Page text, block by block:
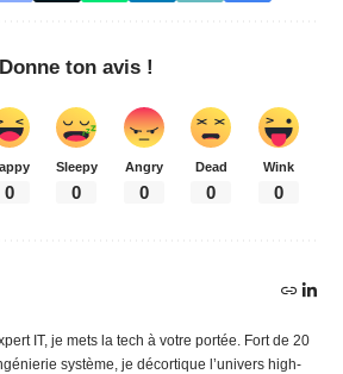
Donne ton avis !
0
Sleepy
0
Angry
0
Dead
0
Wink
0
IT, je mets la tech à votre portée. Fort de 20
système, je décortique l’univers high-